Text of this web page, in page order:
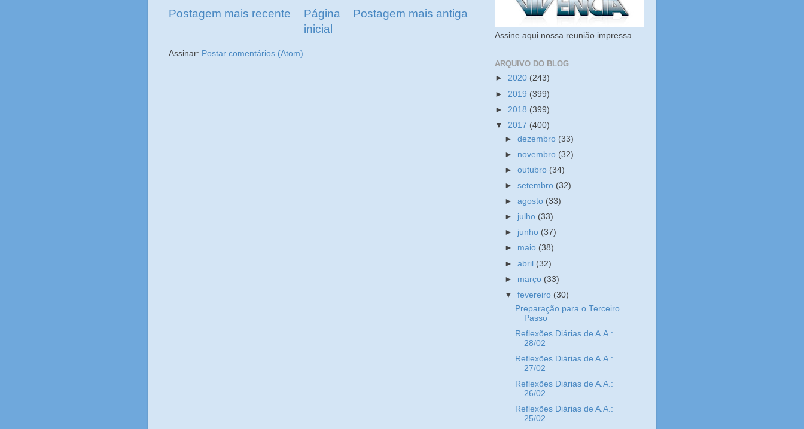
Postagem mais recente Postagem mais antiga
Página
inicial
Assinar: Postar comentários (Atom)
Assine aqui nossa reunião impressa
ARQUIVO DO BLOG
► 2020 (243)
► 2019 (399)
► 2018 (399)
▼ 2017 (400)
►dezembro (33)
► novembro (32)
►outubro (34)
►setembro (32)
►agosto (33)
► julho (33)
► junho (37)
► maio (38)
►abril (32)
► março (33)
▼fevereiro (30)
Preparação para o Terceiro
Passo
Reflexões Diárias de A.A.:
28/02
Reflexões Diárias de A.A.:
27/02
Reflexões Diárias de A.A.:
26/02
Reflexões Diárias de A.A.:
25/02